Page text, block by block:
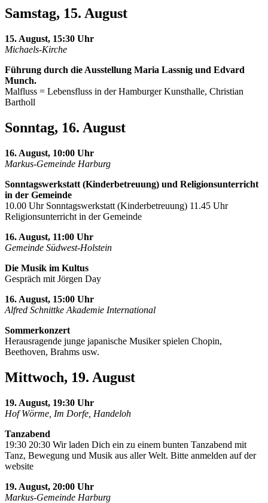
Samstag, 15. August
15. August, 15:30 Uhr
Michaels-Kirche
Führung durch die Ausstellung Maria Lassnig und Edvard
Munch.
Malfluss = Lebensfluss in der Hamburger Kunsthalle, Christian
Bartholl
Sonntag, 16. August
16. August, 10:00 Uhr
Markus-Gemeinde Harburg
Sonntagswerkstatt (Kinderbetreuung) und Religionsunterricht
in der Gemeinde
10.00 Uhr Sonntagswerkstatt (Kinderbetreuung) 11.45 Uhr
Religionsunterricht in der Gemeinde
16. August, 11:00 Uhr
Gemeinde Südwest-Holstein
Die Musik im Kultus
Gespräch mit Jörgen Day
16. August, 15:00 Uhr
Alfred Schnittke Akademie International
Sommerkonzert
Herausragende junge japanische Musiker spielen Chopin,
Beethoven, Brahms usw.
Mittwoch, 19. August
19. August, 19:30 Uhr
Hof Wörme, Im Dorfe, Handeloh
Tanzabend
19:30 20:30 Wir laden Dich ein zu einem bunten Tanzabend mit
Tanz, Bewegung und Musik aus aller Welt. Bitte anmelden auf der
website
19. August, 20:00 Uhr
Markus-Gemeinde Harburg